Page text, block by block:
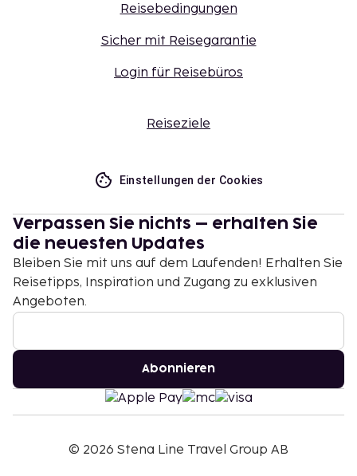
Reisebedingungen
Sicher mit Reisegarantie
Login für Reisebüros
Reiseziele
Einstellungen der Cookies
Verpassen Sie nichts – erhalten Sie
die neuesten Updates
Bleiben Sie mit uns auf dem Laufenden! Erhalten Sie
Reisetipps, Inspiration und Zugang zu exklusiven
Angeboten.
Abonnieren
© 2026 Stena Line Travel Group AB